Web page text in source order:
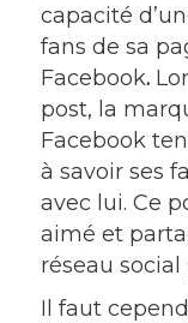
capacité
fans de sa
Facebook.
post, la
Facebook
à savoir ses
avec lui. Ce
aimé et
réseau
Il faut